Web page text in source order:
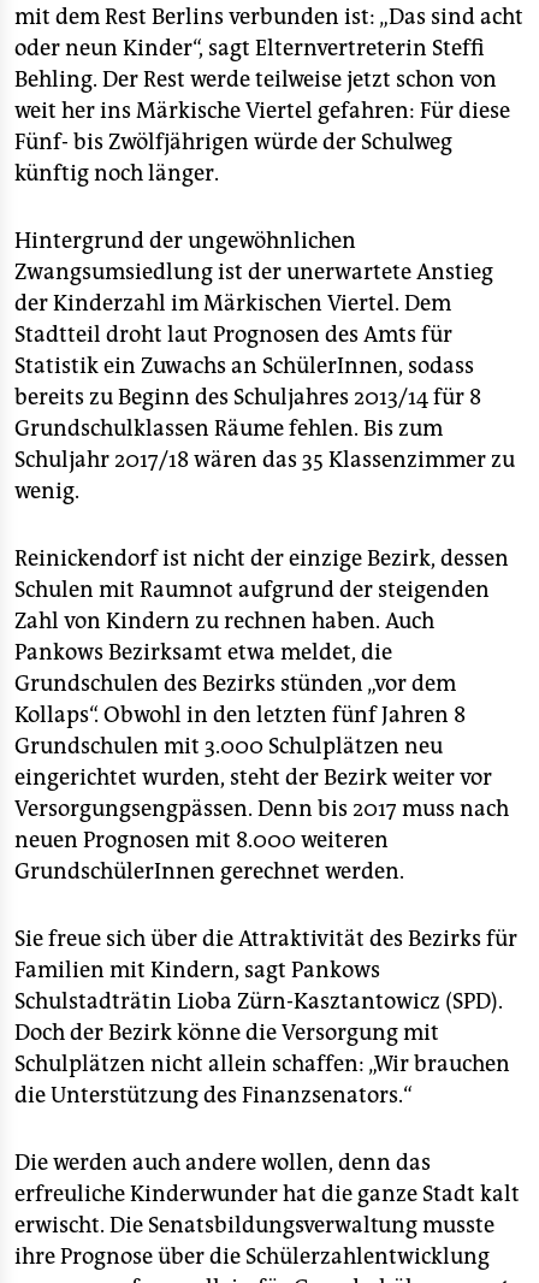
mit dem Rest Berlins verbunden ist: „Das sind acht
oder neun Kinder“, sagt Elternvertreterin Steffi
Behling. Der Rest werde teilweise jetzt schon von
weit her ins Märkische Viertel gefahren: Für diese
Fünf- bis Zwölfjährigen würde der Schulweg
künftig noch länger.
Hintergrund der ungewöhnlichen
Zwangsumsiedlung ist der unerwartete Anstieg
der Kinderzahl im Märkischen Viertel. Dem
Stadtteil droht laut Prognosen des Amts für
Statistik ein Zuwachs an SchülerInnen, sodass
bereits zu Beginn des Schuljahres 2013/14 für 8
Grundschulklassen Räume fehlen. Bis zum
Schuljahr 2017/18 wären das 35 Klassenzimmer zu
wenig.
Reinickendorf ist nicht der einzige Bezirk, dessen
Schulen mit Raumnot aufgrund der steigenden
Zahl von Kindern zu rechnen haben. Auch
Pankows Bezirksamt etwa meldet, die
Grundschulen des Bezirks stünden „vor dem
Kollaps“. Obwohl in den letzten fünf Jahren 8
Grundschulen mit 3.000 Schulplätzen neu
eingerichtet wurden, steht der Bezirk weiter vor
Versorgungsengpässen. Denn bis 2017 muss nach
neuen Prognosen mit 8.000 weiteren
GrundschülerInnen gerechnet werden.
Sie freue sich über die Attraktivität des Bezirks für
Familien mit Kindern, sagt Pankows
Schulstadträtin Lioba Zürn-Kasztantowicz (SPD).
Doch der Bezirk könne die Versorgung mit
Schulplätzen nicht allein schaffen: „Wir brauchen
die Unterstützung des Finanzsenators.“
Die werden auch andere wollen, denn das
erfreuliche Kinderwunder hat die ganze Stadt kalt
erwischt. Die Senatsbildungsverwaltung musste
ihre Prognose über die Schülerzahlentwicklung